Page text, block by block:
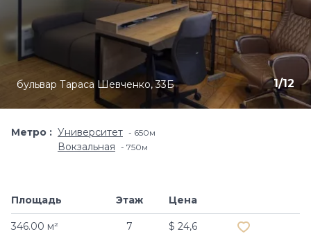
1/12
бульвар Тараса Шевченко, 33Б
Метро Университет 650м
Вокзальная 750м
Площадь
346.00 м²
Этаж
7
Цена
$ 24,6